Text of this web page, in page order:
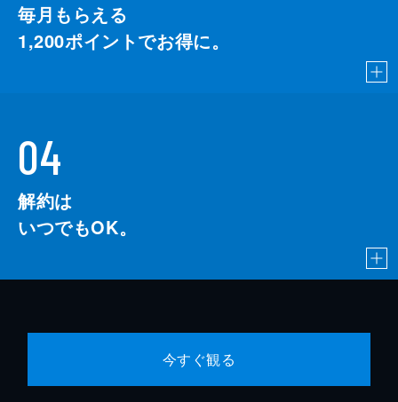
毎月もらえる
1,200ポイントでお得に。
04
解約は
いつでもOK。
今すぐ観る